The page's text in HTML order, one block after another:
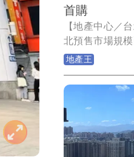
首購
【地產中心／
北預售市場規
與50億元以下
婷指出，百億
高房價、賣長
數、低首付催
「百億大案仰
型社區規劃，
價值，支撐高
地產王